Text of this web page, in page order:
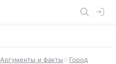
Аргументы и факты Город